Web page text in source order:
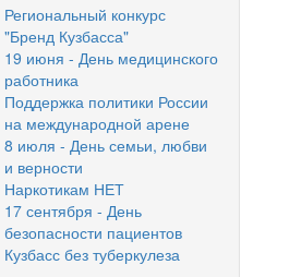
Региональный конкурс
"Бренд Кузбасса"
19 июня - День медицинского
работника
Поддержка политики России
на международной арене
8 июля - День семьи, любви
и верности
Наркотикам НЕТ
17 сентября - День
безопасности пациентов
Кузбасс без туберкулеза